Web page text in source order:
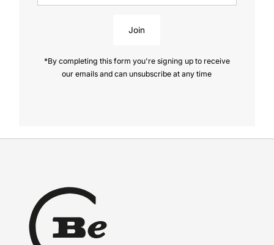
Address
Join
*By completing this form you're signing up to receive
our emails and can unsubscribe at any time